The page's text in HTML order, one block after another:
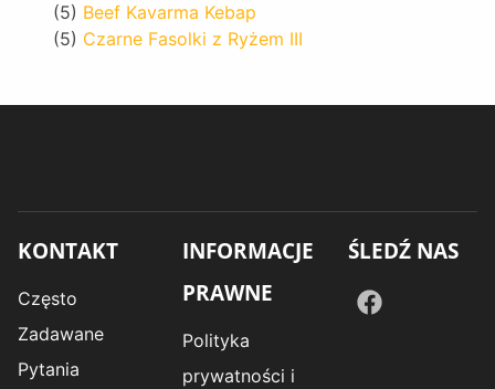
(5) Beef Kavarma Kebap
(5) Czarne Fasolki z Ryżem III
KONTAKT
Często
Zadawane
Pytania
INFORMACJE
PRAWNE
Polityka
prywatności i
ŚLEDŹ NAS